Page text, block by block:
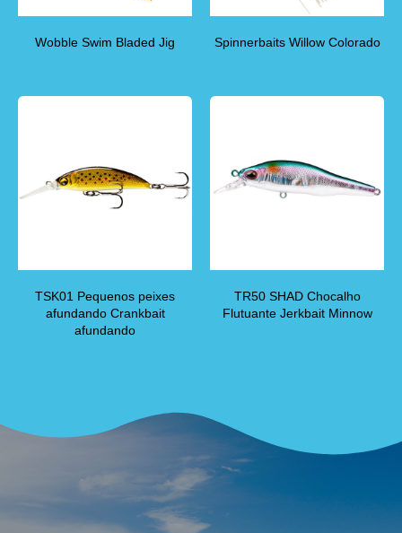
Wobble Swim Bladed Jig Spinnerbaits Willow Colorado
TSK01 Pequenos peixes
afundando Crankbait
afundando
TR50 SHAD Chocalho
Flutuante Jerkbait Minnow